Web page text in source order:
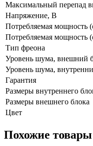
Максимальный перепад
Напряжение, В
Потребляемая мощность
Потребляемая мощность
Тип фреона
Уровень шума, внешний
Уровень шума,
Гарантия
Размеры внутреннего
Размеры внешнего блока
Цвет
Похожие